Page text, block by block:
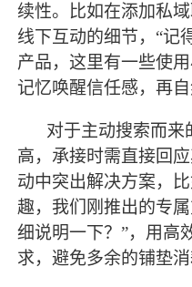
续性。比如在添加私
线下互动的细节， “记
产品，这里有一些使
记忆唤醒信任感，再
对于主动搜索而来
高，承接时需直接回
动中突出解决方案，
趣，我们刚推出的专
细说明一下？”，用高
求，避免多余的铺垫消